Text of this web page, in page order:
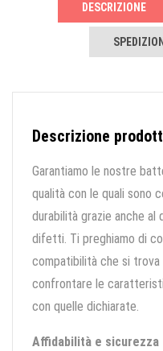
DESCRIZIONE
Descrizione
Garantiamo le nostre
qualità con le quali sono
durabilità grazie anche
difetti. Ti preghiamo di
compatibilità che si
confrontare le
con quelle dichiarate.
Affidabilità e sicurezza